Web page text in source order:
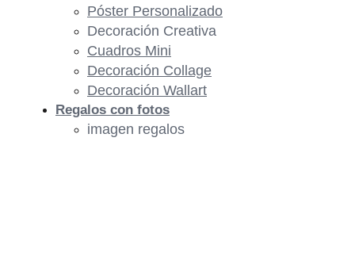
Póster Personalizado
Decoración Creativa
Cuadros Mini
Decoración Collage
Decoración Wallart
Regalos con fotos
imagen regalos